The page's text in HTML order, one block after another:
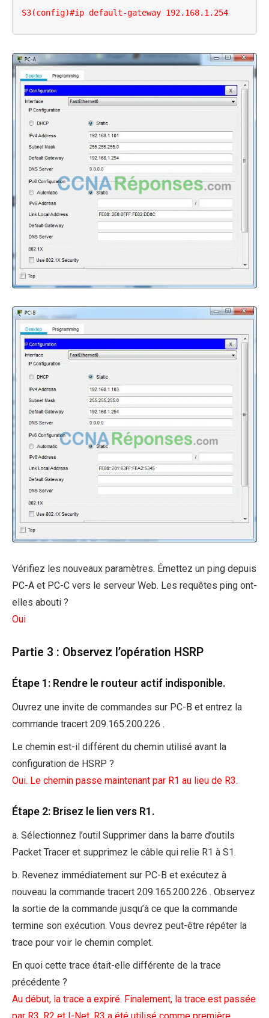
S3(config)#ip default-gateway 192.168.1.254
Vérifiez les nouveaux paramètres. Émettez un ping depuis
PC-A et PC-C vers le serveur Web. Les requêtes ping ont-
elles abouti ?
Oui
Partie 3 : Observez l’opération HSRP
Étape 1: Rendre le routeur actif indisponible.
Ouvrez une invite de commandes sur PC-B et entrez la
commande tracert 209.165.200.226 .
Le chemin est-il différent du chemin utilisé avant la
configuration de HSRP ?
Oui. Le chemin passe maintenant par R1 au lieu de R3.
Étape 2: Brisez le lien vers R1.
a. Sélectionnez l’outil Supprimer dans la barre d’outils
Packet Tracer et supprimez le câble qui relie R1 à S1.
b. Revenez immédiatement sur PC-B et exécutez à
nouveau la commande tracert 209.165.200.226 . Observez
la sortie de la commande jusqu’à ce que la commande
termine son exécution. Vous devrez peut-être répéter la
trace pour voir le chemin complet.
En quoi cette trace était-elle différente de la trace
précédente ?
Au début, la trace a expiré. Finalement, la trace est passée